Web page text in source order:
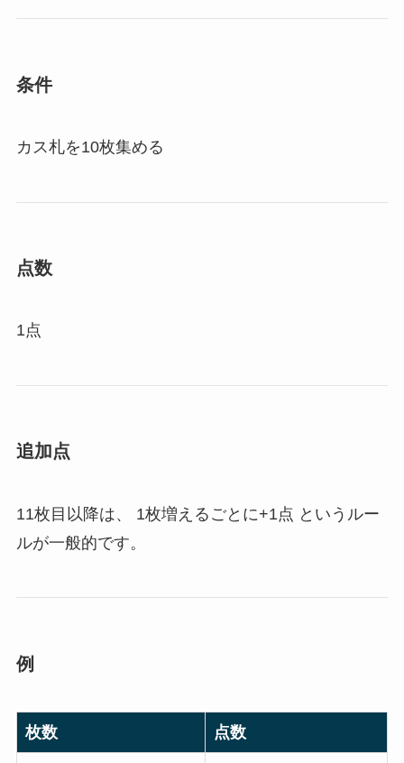
条件
カス札を10枚集める
点数
1点
追加点
11枚目以降は、 1枚増えるごとに+1点 というルー
ルが一般的です。
例
枚数 点数